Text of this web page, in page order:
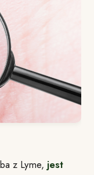
z Lyme, jest